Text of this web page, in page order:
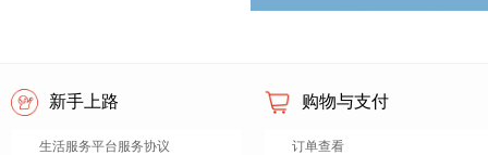
新手上路
生活服务平台服务协议
购物与支付
订单查看